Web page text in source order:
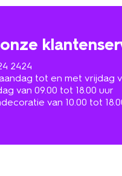
2424
tot en met vrijdag
van 09.00 tot 18.00 uur
van 10.00 tot